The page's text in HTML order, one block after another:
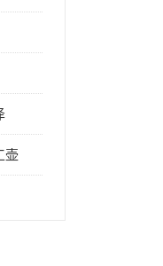
壶